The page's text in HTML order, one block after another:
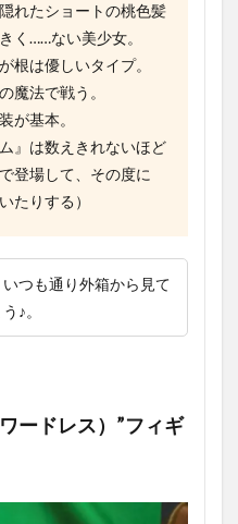
れたショートの桃色髪
く……ない美少女。
根は優しいタイプ。
魔法で戦う。
が基本。
』は数えきれないほど
登場して、その度に
たりする）
つも通り外箱から見て
♪。
ードレス）”フィギ